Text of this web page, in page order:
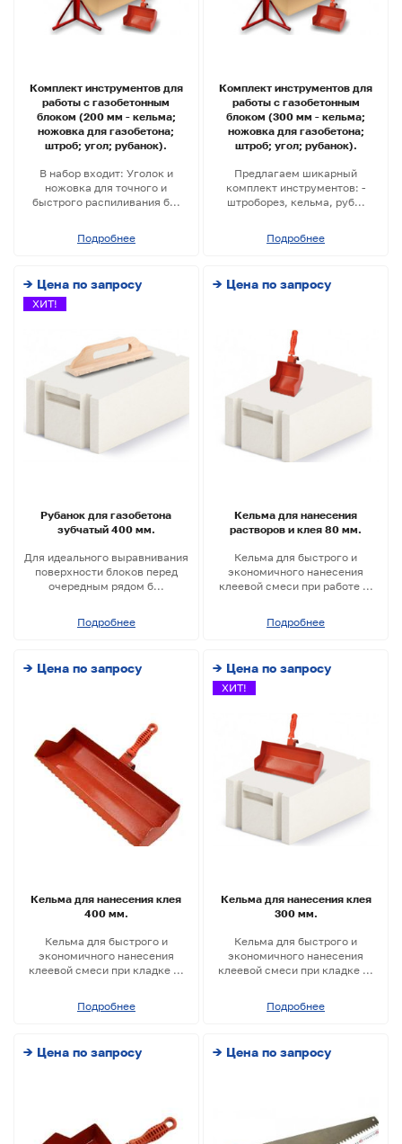
Комплект инструментов для
работы с газобетонным
блоком (200 мм - кельма;
ножовка для газобетона;
штроб; угол; рубанок).
В набор входит: Уголок и
ножовка для точного и
быстрого распиливания б...
Подробнее
Комплект инструментов для
работы с газобетонным
блоком (300 мм - кельма;
ножовка для газобетона;
штроб; угол; рубанок).
Предлагаем шикарный
комплект инструментов: -
штроборез, кельма, руб...
Подробнее
→ Цена по запросу
ХИТ!
Рубанок для газобетона
зубчатый 400 мм.
Для идеального выравнивания
поверхности блоков перед
очередным рядом б...
Подробнее
→ Цена по запросу
Кельма для нанесения
растворов и клея 80 мм.
Кельма для быстрого и
экономичного нанесения
клеевой смеси при работе ...
Подробнее
→ Цена по запросу
Кельма для нанесения клея
400 мм.
Кельма для быстрого и
экономичного нанесения
клеевой смеси при кладке ...
Подробнее
→ Цена по запросу
ХИТ!
Кельма для нанесения клея
300 мм.
Кельма для быстрого и
экономичного нанесения
клеевой смеси при кладке ...
Подробнее
→ Цена по запросу → Цена по запросу